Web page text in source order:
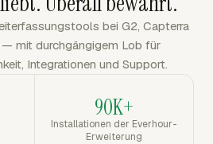
bei G2, Capterra
mit durchgängigem Lob für
Integrationen und Support.
90K+
Installationen der Everhour-
Erweiterung